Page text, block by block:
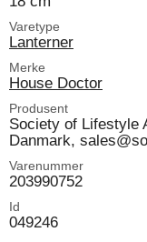
Varetype
Lanterner
Merke
House Doctor
Produsent
Society of Lifestyle
Danmark,
Varenummer
203990752
Id
049246